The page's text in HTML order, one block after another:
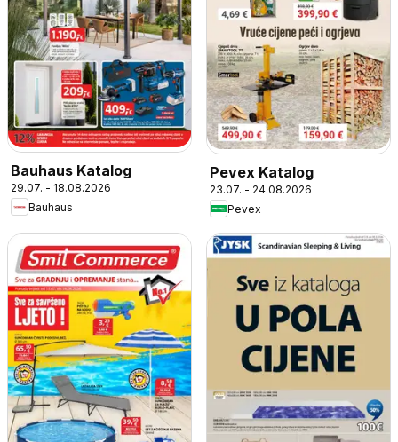
Bauhaus Katalog
29.07. - 18.08.2026
Bauhaus
Pevex Katalog
23.07. - 24.08.2026
Pevex